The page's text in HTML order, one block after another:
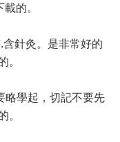
的。
針灸。是非常好的
。
略學起，切記不要先
。